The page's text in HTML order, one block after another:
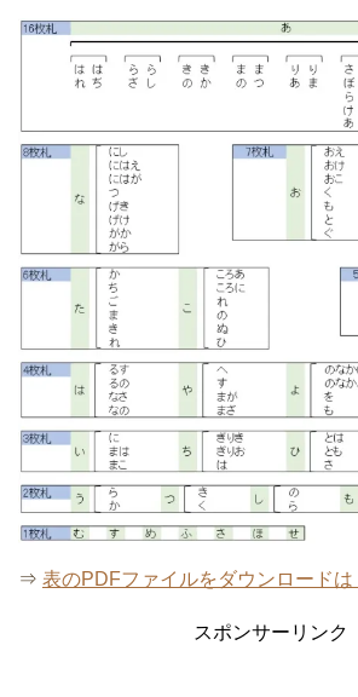
⇒ 表のPDFファイルをダウンロードは
スポンサーリンク